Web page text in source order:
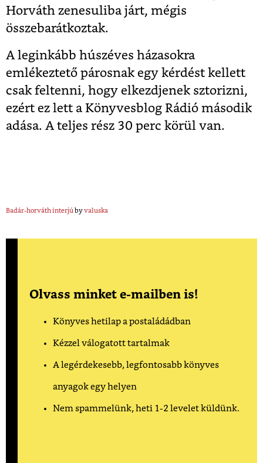
Horváth zenesuliba járt, mégis
összebarátkoztak.
A leginkább húszéves házasokra
emlékeztető párosnak egy kérdést kellett
csak feltenni, hogy elkezdjenek sztorizni,
ezért ez lett a Könyvesblog Rádió második
adása. A teljes rész 30 perc körül van.
Badár-horváth interjú byvaluska
Olvass minket e-mailben is!
Könyves hetilap a postaládádban
Kézzel válogatott tartalmak
A legérdekesebb, legfontosabb könyves
anyagok egy helyen
Nem spammelünk, heti 1-2 levelet küldünk.